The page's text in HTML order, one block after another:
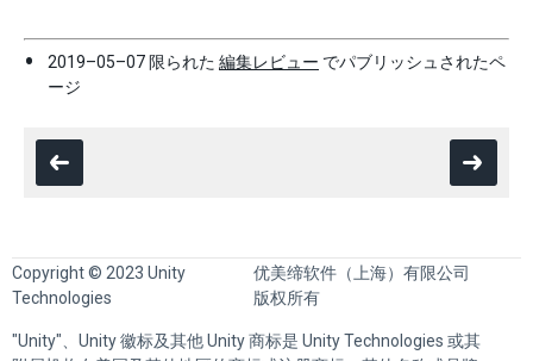
2019–05–07 限られた 編集レビュー でパブリッシュされたペ
ージ
Copyright © 2023 Unity
Technologies
优美缔软件（上海）有限公司
版权所有
"Unity"、Unity 徽标及其他 Unity 商标是 Unity Technologies 或其